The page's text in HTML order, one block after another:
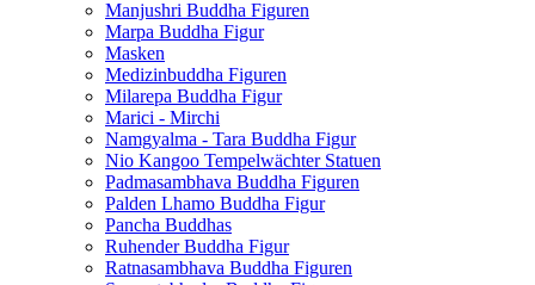
Manjushri Buddha Figuren
Marpa Buddha Figur
Masken
Medizinbuddha Figuren
Milarepa Buddha Figur
Marici - Mirchi
Namgyalma - Tara Buddha Figur
Nio Kangoo Tempelwächter Statuen
Padmasambhava Buddha Figuren
Palden Lhamo Buddha Figur
Pancha Buddhas
Ruhender Buddha Figur
Ratnasambhava Buddha Figuren